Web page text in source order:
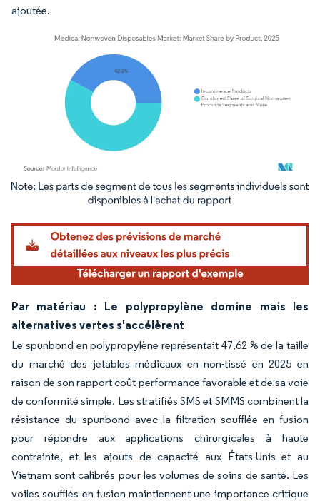
ajoutée.
Image © Mordor Intelligence. La réutilisation nécessite une attribution sous CC BY
Par matériau : Le polypropylène domine mais les
alternatives vertes s'accélèrent
Le spunbond en polypropylène représentait 47,62 % de la taille
du marché des jetables médicaux en non-tissé en 2025 en
raison de son rapport coût-performance favorable et de sa voie
de conformité simple. Les stratifiés SMS et SMMS combinent la
résistance du spunbond avec la filtration soufflée en fusion
pour répondre aux applications chirurgicales à haute
contrainte, et les ajouts de capacité aux États-Unis et au
Vietnam sont calibrés pour les volumes de soins de santé. Les
voiles soufflés en fusion maintiennent une importance critique